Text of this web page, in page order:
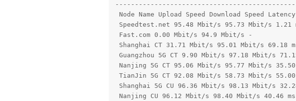
Node Name Upload Speed Download Speed Latency
Speedtest.net 95.48 Mbit/s 95.73 Mbit/s 1.21
Fast.com 0.00 Mbit/s 94.9 Mbit/s -
Shanghai CT 31.71 Mbit/s 95.01 Mbit/s 69.18
Guangzhou 5G CT 9.90 Mbit/s 97.18 Mbit/s
Nanjing 5G CT 95.06 Mbit/s 95.77 Mbit/s 35.50
TianJin 5G CT 92.08 Mbit/s 58.73 Mbit/s 55.00
Shanghai 5G CU 96.36 Mbit/s 98.13 Mbit/s
Nanjing CU 96.12 Mbit/s 98.40 Mbit/s 40.46 ms